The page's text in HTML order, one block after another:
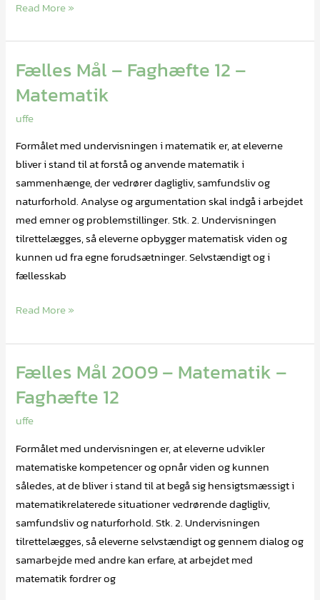
Read More »
Fælles Mål – Faghæfte 12 –
Matematik
uffe
Formålet med undervisningen i matematik er, at eleverne
bliver i stand til at forstå og anvende matematik i
sammenhænge, der vedrører dagligliv, samfundsliv og
naturforhold. Analyse og argumentation skal indgå i arbejdet
med emner og problemstillinger. Stk. 2. Undervisningen
tilrettelægges, så eleverne opbygger matematisk viden og
kunnen ud fra egne forudsætninger. Selvstændigt og i
fællesskab
Fælles
–
Faghæfte
12
–
Matematik
Read More »
Fælles Mål 2009 – Matematik –
Faghæfte 12
uffe
Formålet med undervisningen er, at eleverne udvikler
matematiske kompetencer og opnår viden og kunnen
således, at de bliver i stand til at begå sig hensigtsmæssigt i
matematikrelaterede situationer vedrørende dagligliv,
samfundsliv og naturforhold. Stk. 2. Undervisningen
tilrettelægges, så eleverne selvstændigt og gennem dialog og
samarbejde med andre kan erfare, at arbejdet med
matematik fordrer og
Fælles
2009
–
Matematik
Faghæfte